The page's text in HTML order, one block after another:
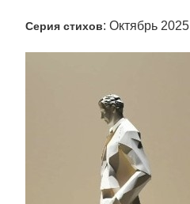
Серия стихов: Октябрь 2025